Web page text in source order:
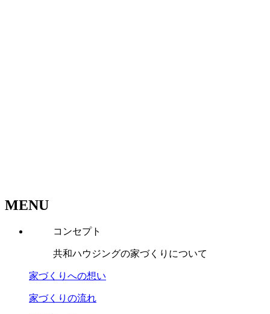
MENU
コンセプト
共和ハウジングの家づくりについて
家づくりへの想い
家づくりの流れ